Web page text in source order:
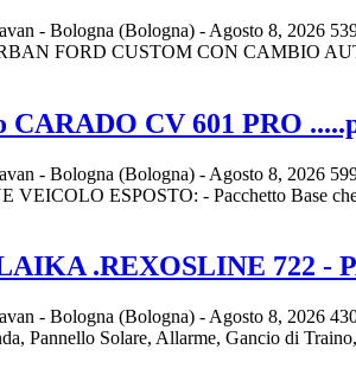
- Bologna (Bologna) - Agosto 8, 2026
FORD CUSTOM CON CAMBIO
CARADO CV 601 PRO
- Bologna (Bologna) - Agosto 8, 2026
ESPOSTO: - Pacchetto Base che
.REXOSLINE 722 -
- Bologna (Bologna) - Agosto 8, 2026
Pannello Solare, Allarme, Gancio di